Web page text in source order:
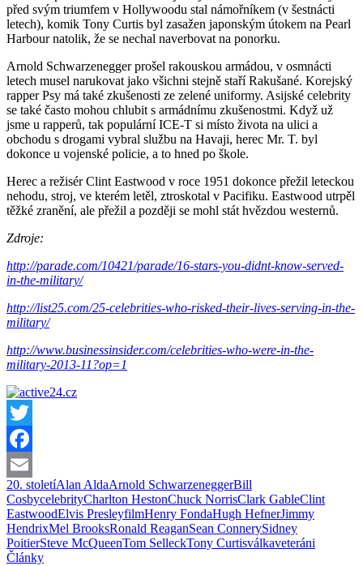
před svým triumfem v Hollywoodu stal námořníkem (v šestnácti
letech), komik Tony Curtis byl zasažen japonským útokem na Pearl
Harbour natolik, že se nechal naverbovat na ponorku.
Arnold Schwarzenegger prošel rakouskou armádou, v osmnácti
letech musel narukovat jako všichni stejně staří Rakušané. Korejský
rapper Psy má také zkušenosti ze zelené uniformy. Asijské celebrity
se také často mohou chlubit s armádnímu zkušenostmi. Když už
jsme u rapperů, tak populární ICE-T si místo života na ulici a
obchodu s drogami vybral službu na Havaji, herec Mr. T. byl
dokonce u vojenské policie, a to hned po škole.
Herec a režisér Clint Eastwood v roce 1951 dokonce přežil leteckou
nehodu, stroj, ve kterém letěl, ztroskotal v Pacifiku. Eastwood utrpěl
těžké zranění, ale přežil a později se mohl stát hvězdou westernů.
Zdroje:
http://parade.com/10421/parade/16-stars-you-didnt-know-served-
in-the-military/
http://list25.com/25-celebrities-who-risked-their-lives-serving-in-the-
military/
http://www.businessinsider.com/celebrities-who-were-in-the-
military-2013-11?op=1
Twitter
Facebook
Email
20. stoletíAlan AldaArnold SchwarzeneggerBill
CosbycelebrityCharlton HestonChuck NorrisClark GableClint
EastwoodElvis PresleyfilmHenry FondaHugh HefnerJimmy
HendrixMel BrooksRonald ReaganSean ConnerySidney
PoitierSteve McQueenTom SelleckTony Curtisválkaveteráni
Články